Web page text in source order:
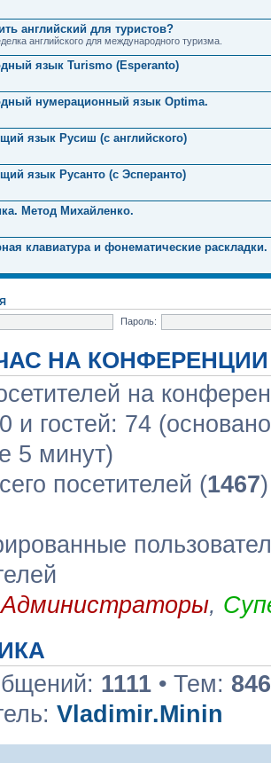
английский для туристов?
английского для международного туризма.
язык Turismo (Esperanto)
нумерационный язык Optima.
язык Русиш (с английского)
язык Русанто (с Эсперанто)
Метод Михайленко.
клавиатура и фонематические раскладки.
Пароль:
НА КОНФЕРЕНЦИИ
на
и гостей: 74
5 минут)
посетителей (1467
Администраторы,
1111 • Тем: 846
Vladimir.Minin